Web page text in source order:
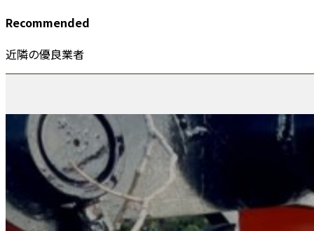
Recommended
近隣の優良業者